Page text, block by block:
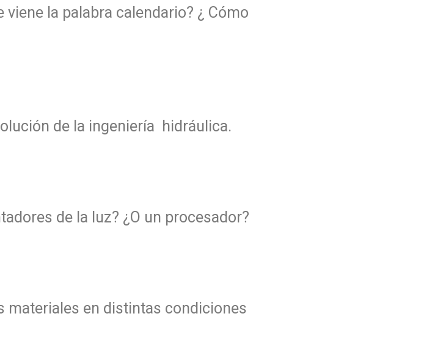
la palabra calendario? ¿ Cómo
de la ingeniería hidráulica.
de la luz? ¿O un procesador?
materiales en distintas condiciones